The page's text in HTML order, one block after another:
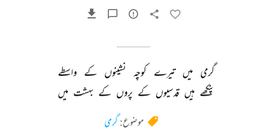
گرمی میں تیرے کوچہ نشینوں کے واسطے
پنکھے ہیں قدسیوں کے پروں کے بہشت میں
موضوع: گرمی